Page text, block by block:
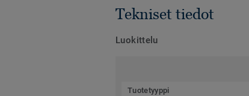
Tekniset tiedot
Luokittelu
Tuotetyyppi